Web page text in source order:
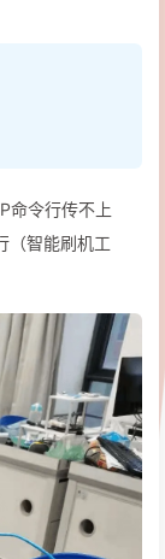
命令行传不上
（智能刷机工